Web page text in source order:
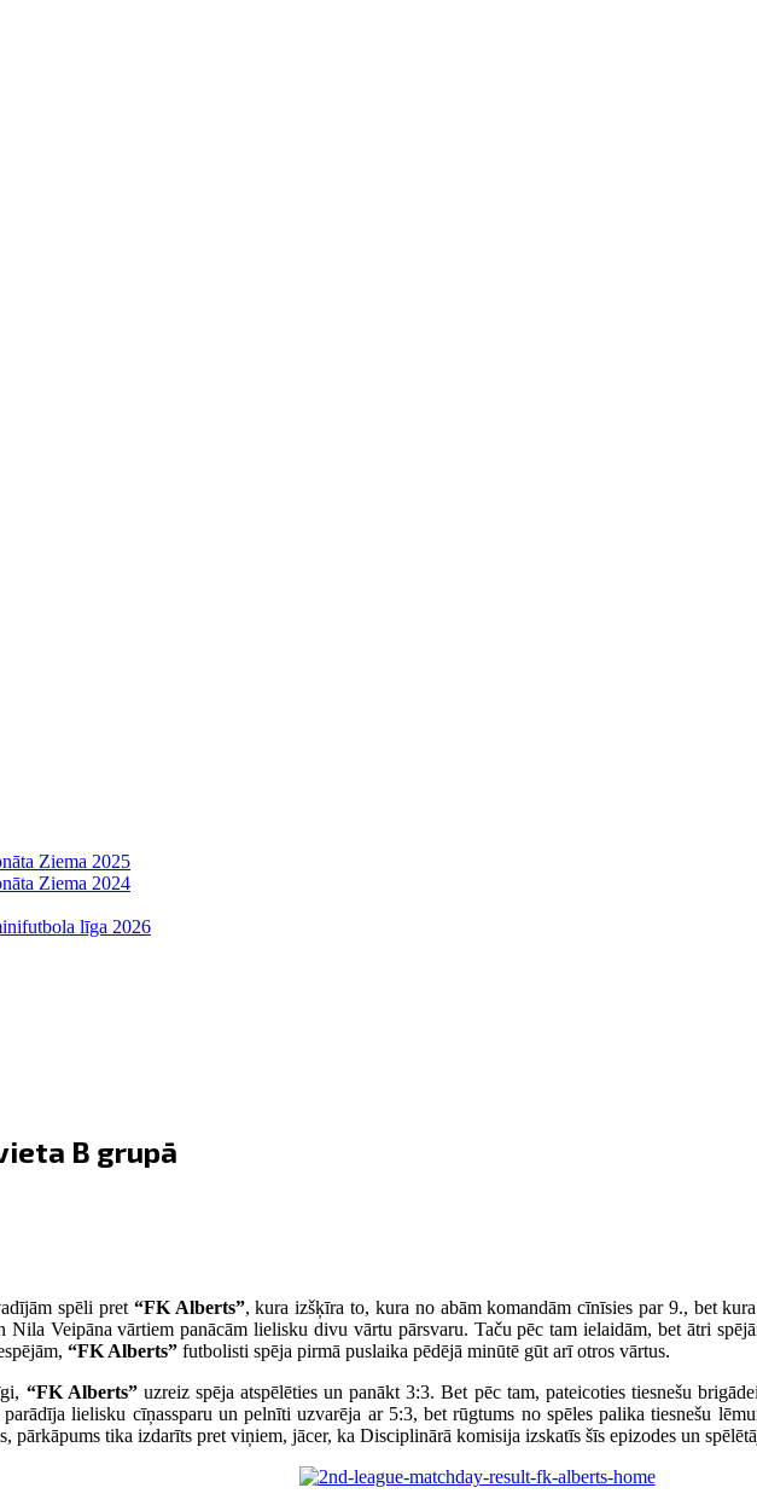
Ziema 2025
Ziema 2024
līga 2026
B grupā
spēli pret “FK Alberts”, kura izšķīra to, kura no abām komandām cīnīsies par 9., bet
Nila Veipāna vārtiem panācām lielisku divu vārtu pārsvaru. Taču pēc tam ielaidām, bet ātri
“FK Alberts” futbolisti spēja pirmā puslaika pēdējā minūtē gūt arī otros vārtus.
“FK Alberts”uzreiz spēja atspēlēties un panākt 3:3. Bet pēc tam, pateicoties tiesnešu
lielisku cīņassparu un pelnīti uzvarēja ar 5:3, bet rūgtums no spēles palika tiesnešu
pārkāpums tika izdarīts pret viņiem, jācer, ka Disciplinārā komisija izskatīs šīs epizodes un